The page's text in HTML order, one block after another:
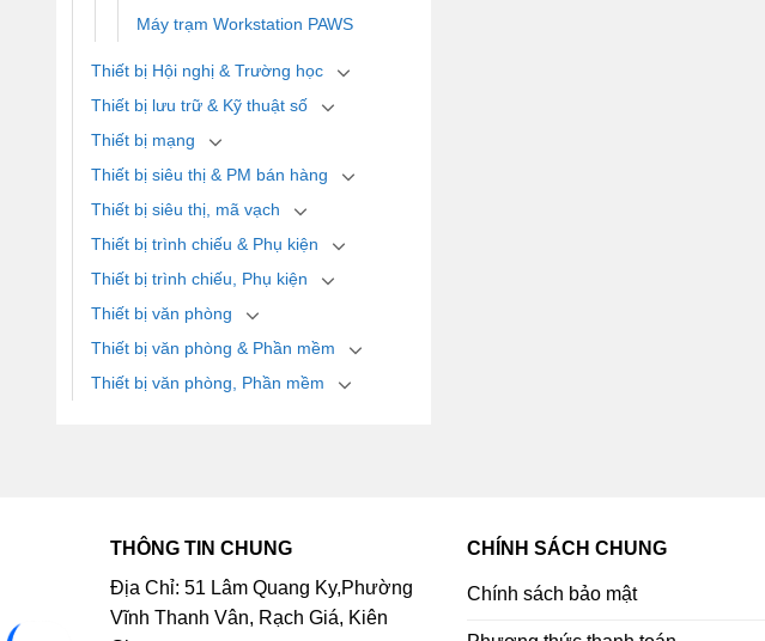
Máy trạm Workstation PAWS
Thiết bị Hội nghị & Trường học
Thiết bị lưu trữ & Kỹ thuật số
Thiết bị mạng
Thiết bị siêu thị & PM bán hàng
Thiết bị siêu thị, mã vạch
Thiết bị trình chiếu & Phụ kiện
Thiết bị trình chiếu, Phụ kiện
Thiết bị văn phòng
Thiết bị văn phòng & Phần mềm
Thiết bị văn phòng, Phần mềm
THÔNG TIN CHUNG
Địa Chỉ: 51 Lâm Quang Ky,Phường
Vĩnh Thanh Vân, Rạch Giá, Kiên
CHÍNH SÁCH CHUNG
Chính sách bảo mật